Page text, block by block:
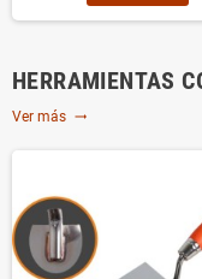
HERRAMIENTAS
Ver más trending_flat